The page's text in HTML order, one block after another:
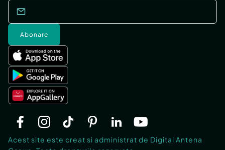
Abonare
Acest site este creat si administrat de Digital Antena